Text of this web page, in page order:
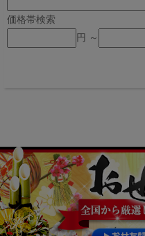
価格帯検索
円 ～